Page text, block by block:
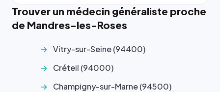
Trouver un médecin généraliste proche
de Mandres-les-Roses
Vitry-sur-Seine (94400)
Créteil (94000)
Champigny-sur-Marne (94500)